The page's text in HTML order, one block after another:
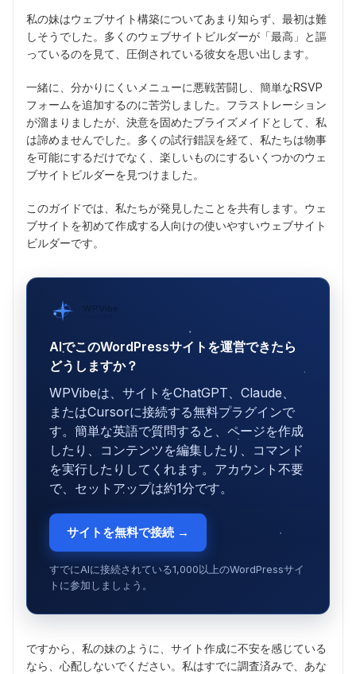
私の妹はウェブサイト構築についてあまり知らず、最初は難
しそうでした。多くのウェブサイトビルダーが「最高」と謳
っているのを見て、圧倒されている彼女を思い出します。
一緒に、分かりにくいメニューに悪戦苦闘し、簡単なRSVP
フォームを追加するのに苦労しました。フラストレーション
が溜まりましたが、決意を固めたブライズメイドとして、私
は諦めませんでした。多くの試行錯誤を経て、私たちは物事
を可能にするだけでなく、楽しいものにするいくつかのウェ
ブサイトビルダーを見つけました。
このガイドでは、私たちが発見したことを共有します。ウェ
ブサイトを初めて作成する人向けの使いやすいウェブサイト
ビルダーです。
WPVibe
AIでこのWordPressサイトを運営できたら
どうしますか？
WPVibeは、サイトをChatGPT、Claude、
またはCursorに接続する無料プラグインで
す。簡単な英語で質問すると、ページを作成
したり、コンテンツを編集したり、コマンド
を実行したりしてくれます。アカウント不要
で、セットアップは約1分です。
サイトを無料で接続 →
すでにAIに接続されている1,000以上のWordPressサイ
トに参加しましょう。
ですから、私の妹のように、サイト作成に不安を感じている
なら、心配しないでください。私はすでに調査済みで、あな